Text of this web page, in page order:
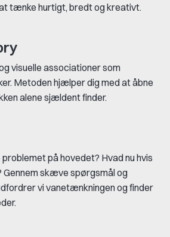
tænke hurtigt, bredt og kreativt.
visuelle associationer som
Metoden hjælper dig med at åbne
alene sjældent finder.
problemet på hovedet? Hvad nu hvis
Gennem skæve spørgsmål og
vi vanetænkningen og finder